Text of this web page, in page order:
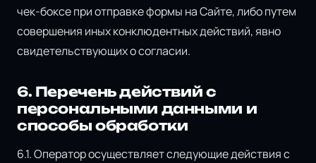
чек-боксе при отправке формы на Сайте, либо путем
совершения иных конклюдентных действий, явно
свидетельствующих о согласии.
6. Перечень действий с
персональными данными и
способы обработки
6.1. Оператор осуществляет следующие действия с